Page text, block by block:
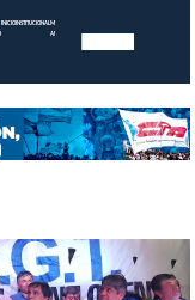
INICIOINSTITUCIONAL MEMORIAS
ANUALES